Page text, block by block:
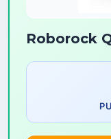
Roborock